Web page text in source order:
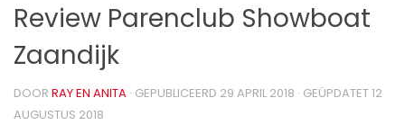
Review Parenclub Showboat
Zaandijk
DOOR RAY EN ANITA · GEPUBLICEERD 29 APRIL 2018 · GEÜPDATET12
AUGUSTUS 2018